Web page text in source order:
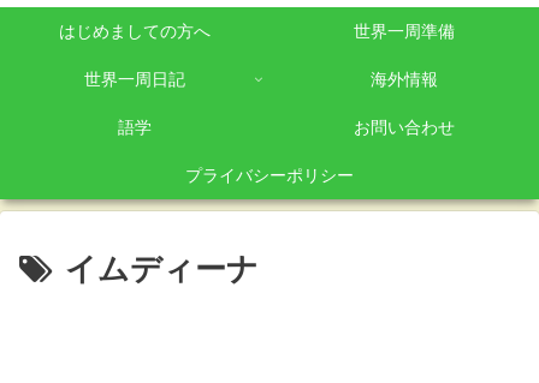
はじめましての方へ 世界一周準備
世界一周日記 海外情報
語学 お問い合わせ
プライバシーポリシー
イムディーナ